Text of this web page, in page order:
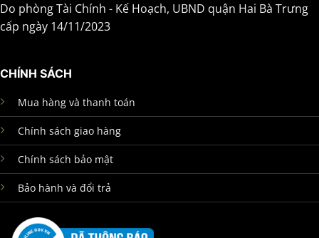
Do phòng Tài Chính - Kế Hoạch, UBND quận Hai Bà Trưng
cấp ngày 14/11/2023
CHÍNH SÁCH
Mua hàng và thanh toán
Chính sách giao hàng
Chính sách bảo mật
Bảo hành và đổi trả